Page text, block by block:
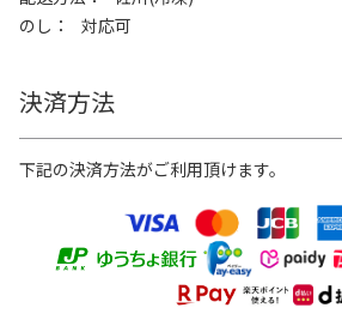
のし
対応可
決済方法
下記の決済方法がご利用頂けます。